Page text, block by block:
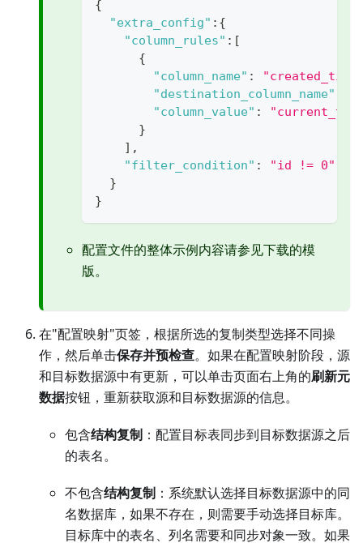
{
"extra_config" : {
"column_rules" : [
{
"column_name" :
"destination_column_name"
"column_value" :
}
] ,
"filter_condition" : "id != 0"
}
}
配置文件的整体示例内容请参见下载的模
版。
在"配置映射"页签，根据所选的复制类型选择不同操
作，然后单击保存并预检查。如果在配置映射阶段，源
和目标数据源中有更新，可以单击页面右上角的刷新元
数据按钮，重新获取源和目标数据源的信息。
包含结构复制 ：配置目标表同步到目标数据源之后
的表名。
不包含结构复制 ：系统默认选择目标数据源中的同
名数据库，如果不存在，则需要手动选择目标库。
目标库中的表名、列名需要和同步对象一致。如果